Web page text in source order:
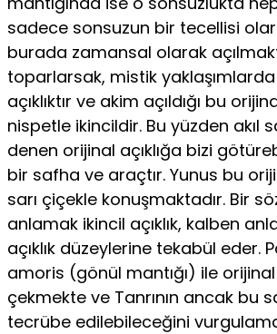
sadece sonsuzun bir tecellisi
burada zamansal olarak
toparlarsak, mistik
açıklıktır ve akim açıldığı bu
nispetle ikincildir. Bu yüzden akıl
denen orijinal açıklığa bizi
bir safha ve araçtır. Yunus bu
sarı çiçekle konuşmaktadır. Bir
anlamak ikincil açıklık, kal­ben
açıklık düzeylerine tekabül eder.
amoris (gönül mantığı) ile orijinal
çekmekte ve Tanrının ancak bu
tecrübe edilebileceğini